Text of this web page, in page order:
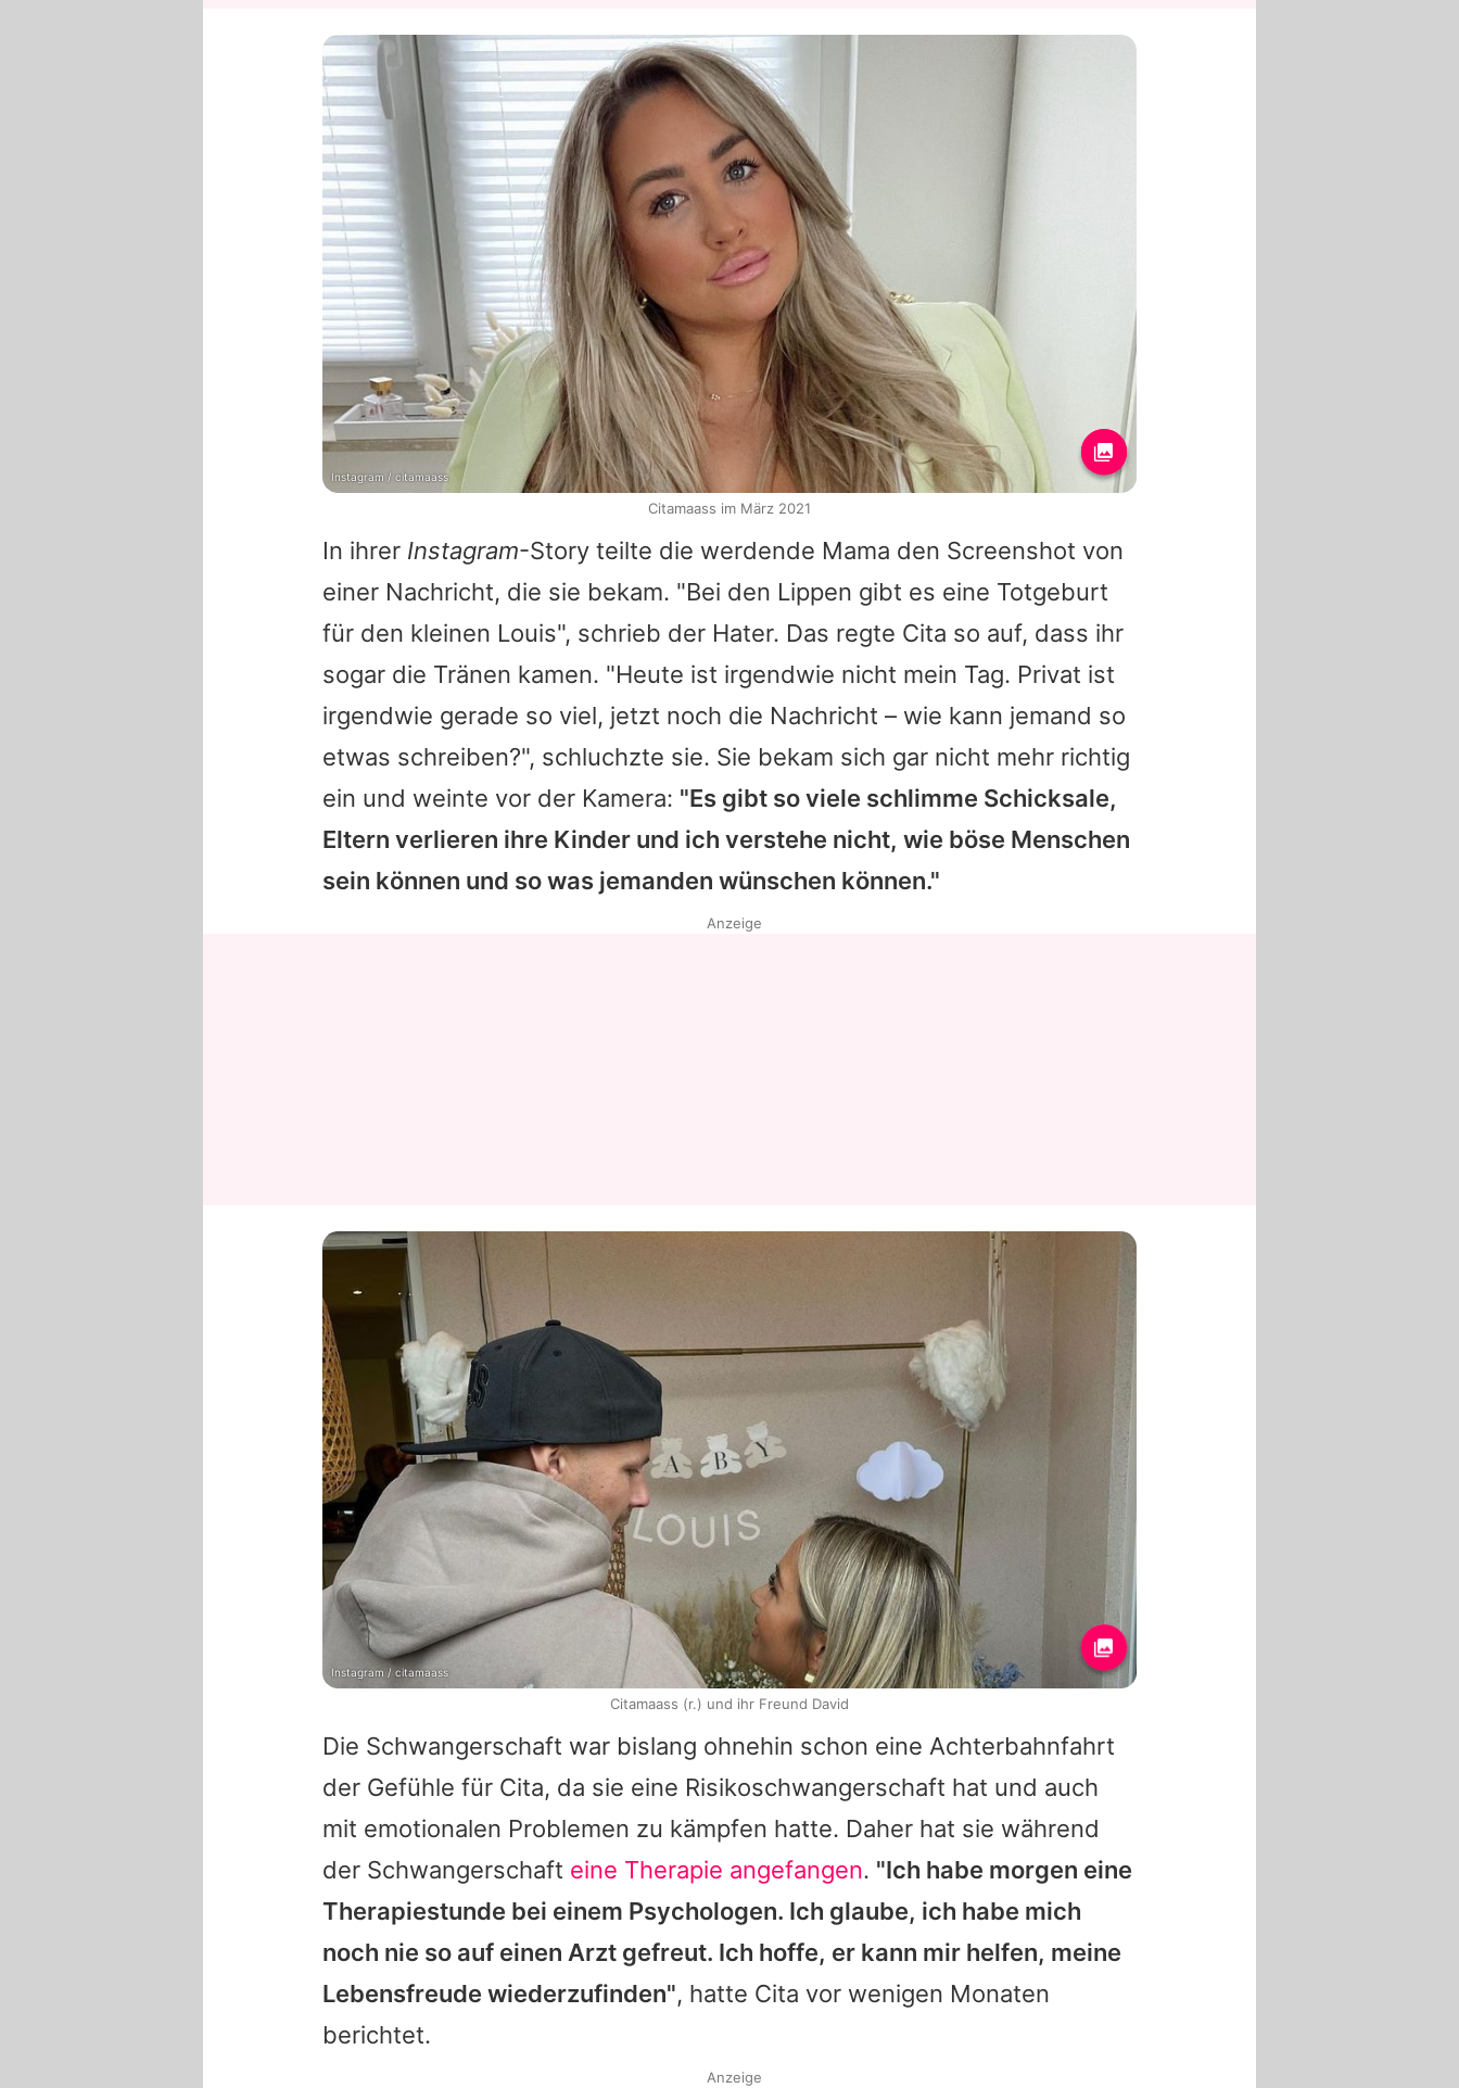
In ihrer Instagram-Story teilte die werdende Mama den Screenshot von
einer Nachricht, die sie bekam. "Bei den Lippen gibt es eine Totgeburt
für den kleinen Louis", schrieb der Hater. Das regte Cita so auf, dass ihr
sogar die Tränen kamen. "Heute ist irgendwie nicht mein Tag. Privat ist
irgendwie gerade so viel, jetzt noch die Nachricht – wie kann jemand so
etwas schreiben?", schluchzte sie. Sie bekam sich gar nicht mehr richtig
ein und weinte vor der Kamera: "Es gibt so viele schlimme Schicksale,
Eltern verlieren ihre Kinder und ich verstehe nicht, wie böse Menschen
sein können und so was jemanden wünschen können."
Die Schwangerschaft war bislang ohnehin schon eine Achterbahnfahrt
der Gefühle für Cita, da sie eine Risikoschwangerschaft hat und auch
mit emotionalen Problemen zu kämpfen hatte. Daher hat sie während
der Schwangerschaft eine Therapie angefangen. "Ich habe morgen eine
Therapiestunde bei einem Psychologen. Ich glaube, ich habe mich
noch nie so auf einen Arzt gefreut. Ich hoffe, er kann mir helfen, meine
Lebensfreude wiederzufinden", hatte Cita vor wenigen Monaten
berichtet.
Instagram / citamaass
Citamaass im März 2021
Anzeige
Instagram / citamaass
Citamaass (r.) und ihr Freund David
Anzeige